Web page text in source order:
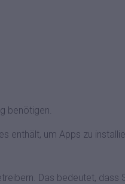
benötigen.
enthält, um Apps zu
Das bedeutet, dass